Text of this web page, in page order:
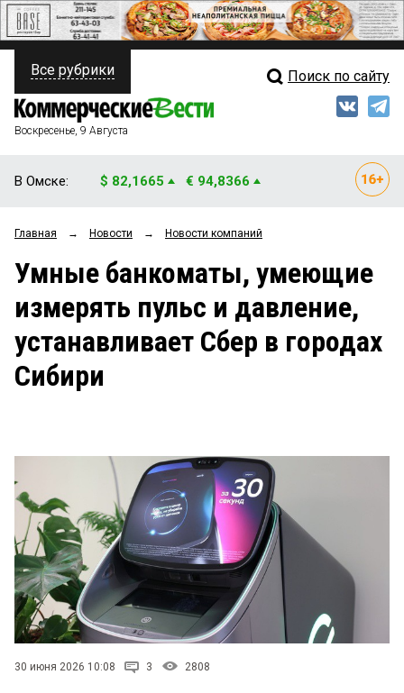
ПОЛИТИКА
ФИНАНСЫ
ОБЩЕСТВО
ЗАКОН
НОВОСТИ КОМПАНИЙ
ПРОИСШЕСТВИЯ
Свежий выпуск
Мнения
Рейтинги
Блоги
Архив
Все рубрики Поиск по сайту
Воскресенье, 9 Августа
В Омске: $ 82,1665 € 94,8366
Главная → Новости → Новости компаний
Умные банкоматы, умеющие
измерять пульс и давление,
устанавливает Сбер в городах
Сибири
30 июня 2026 10:08 3 2808